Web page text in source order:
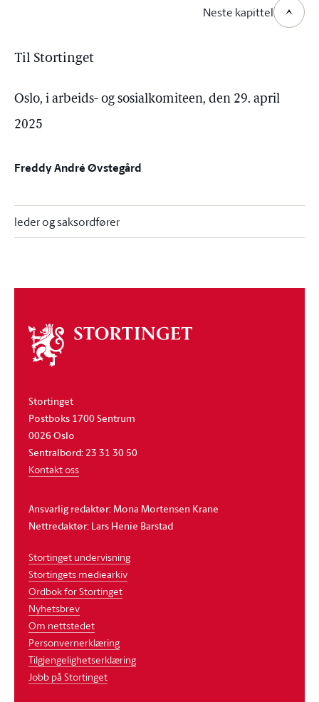
Neste kapittel
Til Stortinget
Oslo, i arbeids- og sosialkomiteen, den 29. april
2025
Freddy André Øvstegård
leder og saksordfører
Om
stortinget
Stortinget
Postboks 1700 Sentrum
0026 Oslo
Sentralbord: 23 31 30 50
Kontakt oss
Ansvarlig redaktør: Mona Mortensen Krane
Nettredaktør: Lars Henie Barstad
Stortinget undervisning
Stortingets mediearkiv
Ordbok for Stortinget
Nyhetsbrev
Om nettstedet
Personvernerklæring
Tilgjengelighetserklæring
Jobb på Stortinget